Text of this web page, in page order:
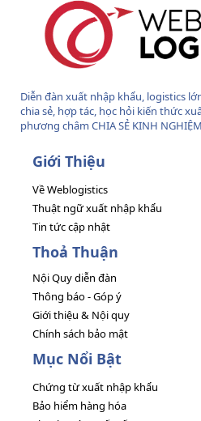
Diễn đàn xuất nhập khẩu, logistics
chia sẻ, hợp tác, học hỏi kiến thức
phương châm CHIA SẺ KINH
Giới Thiệu
Về Weblogistics
Thuật ngữ xuất nhập khẩu
Tin tức cập nhật
Thoả Thuận
Nội Quy diễn đàn
Thông báo - Góp ý
Giới thiệu & Nội quy
Chính sách bảo mật
Mục Nổi Bật
Chứng từ xuất nhập khẩu
Bảo hiểm hàng hóa